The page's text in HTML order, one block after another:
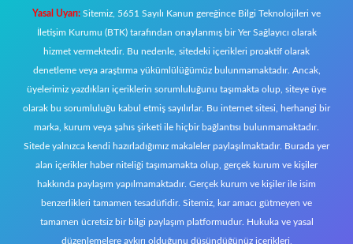
Yasal Uyarı: Sitemiz, 5651 Sayılı Kanun gereğince Bilgi Teknolojileri ve
İletişim Kurumu (BTK) tarafından onaylanmış bir Yer Sağlayıcı olarak
hizmet vermektedir. Bu nedenle, sitedeki içerikleri proaktif olarak
denetleme veya araştırma yükümlülüğümüz bulunmamaktadır. Ancak,
üyelerimiz yazdıkları içeriklerin sorumluluğunu taşımakta olup, siteye üye
olarak bu sorumluluğu kabul etmiş sayılırlar. Bu internet sitesi, herhangi bir
marka, kurum veya şahıs şirketi ile hiçbir bağlantısı bulunmamaktadır.
Sitede yalnızca kendi hazırladığımız makaleler paylaşılmaktadır. Burada yer
alan içerikler haber niteliği taşımamakta olup, gerçek kurum ve kişiler
hakkında paylaşım yapılmamaktadır. Gerçek kurum ve kişiler ile isim
benzerlikleri tamamen tesadüfidir. Sitemiz, kar amacı gütmeyen ve
tamamen ücretsiz bir bilgi paylaşım platformudur. Hukuka ve yasal
düzenlemelere aykırı olduğunu düşündüğünüz içerikleri,